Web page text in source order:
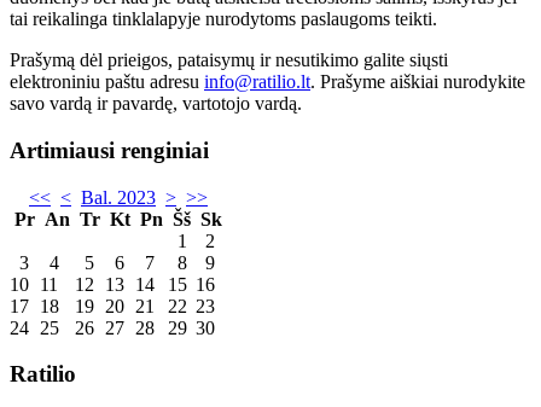
tai reikalinga tinklalapyje nurodytoms paslaugoms teikti.
Prašymą dėl prieigos, pataisymų ir nesutikimo galite siųsti
elektroniniu paštu adresu info@ratilio.lt. Prašyme aiškiai nurodykite
savo vardą ir pavardę, vartotojo vardą.
Artimiausi renginiai
<< < Bal. 2023 > >>
Pr An Tr Kt Pn Šš Sk
1
2
3
4 5 6 7 8
9
10 11 12 13 14 15 16
17 18 19 20 21 22 23
24 25 26 27 28 29 30
Ratilio